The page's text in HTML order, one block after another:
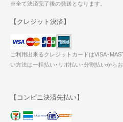
※全て決済完了後の発送となります。
【クレジット決済】
ご利用出来るクレジットカードはVISA･
い方法は一括払い･リボ払い･分割払いからお
【コンビニ決済先払い】